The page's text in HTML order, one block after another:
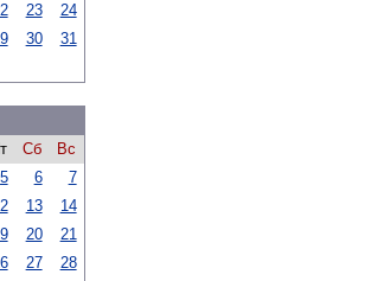
23
24
30 31
Сб
Вс
5 6
7
13
14
20
21
27
28